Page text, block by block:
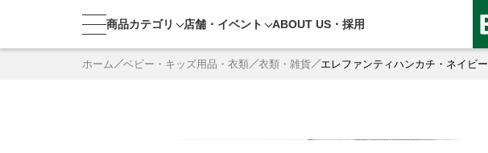
商品カテゴリ 店舗・ イベント ABOUT US・ 採用
ホーム ベビー・キッズ用品・衣類 衣類・雑貨 エレファンティハンカチ・ネイビー